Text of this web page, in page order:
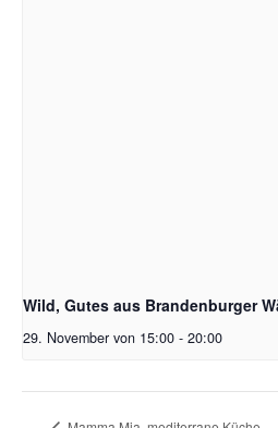
Wild, Gutes aus Brandenburger
29. November von 15:00 - 20:00